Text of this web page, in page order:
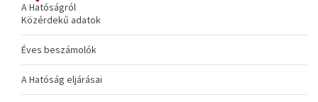
A Hatóságról
Közérdekű adatok
Éves beszámolók
A Hatóság eljárásai